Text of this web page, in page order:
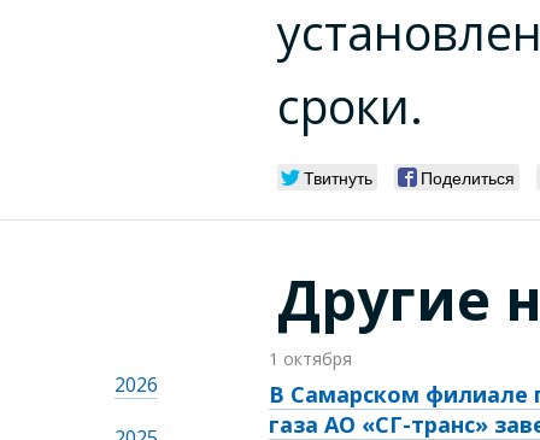
сроки.
Твитнуть Поделиться
Другие
2026
1 октября
В Самарском филиале
газа АО «СГ-транс»